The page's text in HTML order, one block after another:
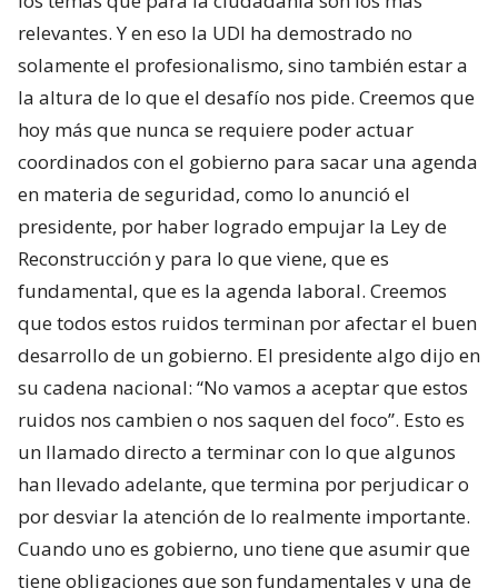
relevantes. Y en eso la UDI ha demostrado no
solamente el profesionalismo, sino también estar a
la altura de lo que el desafío nos pide. Creemos que
hoy más que nunca se requiere poder actuar
coordinados con el gobierno para sacar una agenda
en materia de seguridad, como lo anunció el
presidente, por haber logrado empujar la Ley de
Reconstrucción y para lo que viene, que es
fundamental, que es la agenda laboral. Creemos
que todos estos ruidos terminan por afectar el buen
desarrollo de un gobierno. El presidente algo dijo en
su cadena nacional: “No vamos a aceptar que estos
ruidos nos cambien o nos saquen del foco”. Esto es
un llamado directo a terminar con lo que algunos
han llevado adelante, que termina por perjudicar o
por desviar la atención de lo realmente importante.
Cuando uno es gobierno, uno tiene que asumir que
tiene obligaciones que son fundamentales y una de